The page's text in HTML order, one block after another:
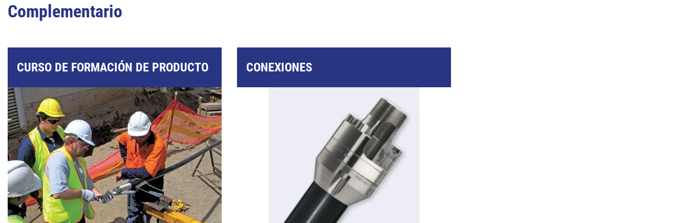
Complementario
CURSO DE FORMACIÓN DE PRODUCTO CONEXIONES